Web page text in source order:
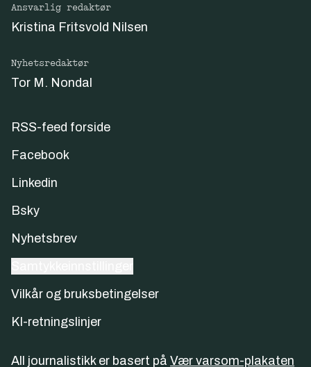
Ansvarlig redaktør
Kristina Fritsvold Nilsen
Nyhetsredaktør
Tor M. Nondal
RSS-feed forside
Facebook
Linkedin
Bsky
Nyhetsbrev
Vilkår og bruksbetingelser
KI-retningslinjer
All journalistikk er basert på Vær varsom-plakaten